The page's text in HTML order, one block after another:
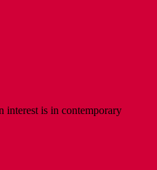
interest is in contemporary